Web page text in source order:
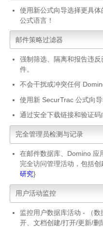
使用新公式向导选择更具
公式语言！
邮件策略过滤器
强制筛选、隔离和报告违
件。
不会干扰或冲突任何
使用新 SecurTrac 公式向
通过安全下载链接和验证码
完全管理员检测与记录
在邮件数据库、Domino 应
完全访问管理活动，包括
研究}
用户活动监控
监控用户数据库活动 - （
开、文档创建/打开/更新/删